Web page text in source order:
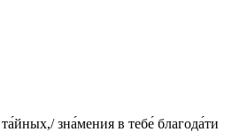
зна́мения в тебе́ благода́ти